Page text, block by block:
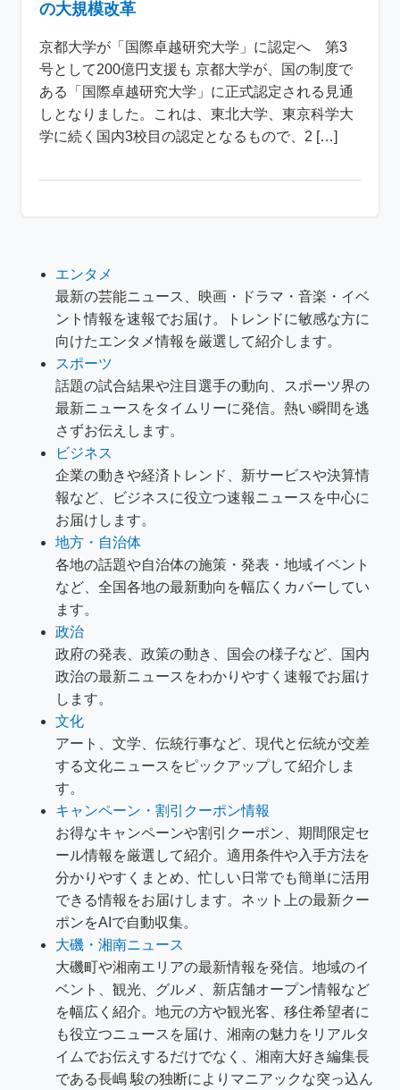
の大規模改革
京都大学が「国際卓越研究大学」に認定へ 第3
号として200億円支援も 京都大学が、国の制度で
ある「国際卓越研究大学」に正式認定される見通
しとなりました。これは、東北大学、東京科学大
学に続く国内3校目の認定となるもので、2 […]
エンタメ
最新の芸能ニュース、映画・ドラマ・音楽・イベ
ント情報を速報でお届け。トレンドに敏感な方に
向けたエンタメ情報を厳選して紹介します。
スポーツ
話題の試合結果や注目選手の動向、スポーツ界の
最新ニュースをタイムリーに発信。熱い瞬間を逃
さずお伝えします。
ビジネス
企業の動きや経済トレンド、新サービスや決算情
報など、ビジネスに役立つ速報ニュースを中心に
お届けします。
地方・自治体
各地の話題や自治体の施策・発表・地域イベント
など、全国各地の最新動向を幅広くカバーしてい
ます。
政治
政府の発表、政策の動き、国会の様子など、国内
政治の最新ニュースをわかりやすく速報でお届け
します。
文化
アート、文学、伝統行事など、現代と伝統が交差
する文化ニュースをピックアップして紹介しま
す。
キャンペーン・割引クーポン情報
お得なキャンペーンや割引クーポン、期間限定セ
ール情報を厳選して紹介。適用条件や入手方法を
分かりやすくまとめ、忙しい日常でも簡単に活用
できる情報をお届けします。ネット上の最新クー
ポンをAIで自動収集。
大磯・湘南ニュース
大磯町や湘南エリアの最新情報を発信。地域のイ
ベント、観光、グルメ、新店舗オープン情報など
を幅広く紹介。地元の方や観光客、移住希望者に
も役立つニュースを届け、湘南の魅力をリアルタ
イムでお伝えするだけでなく、湘南大好き編集長
である長嶋 駿の独断によりマニアックな突っ込ん